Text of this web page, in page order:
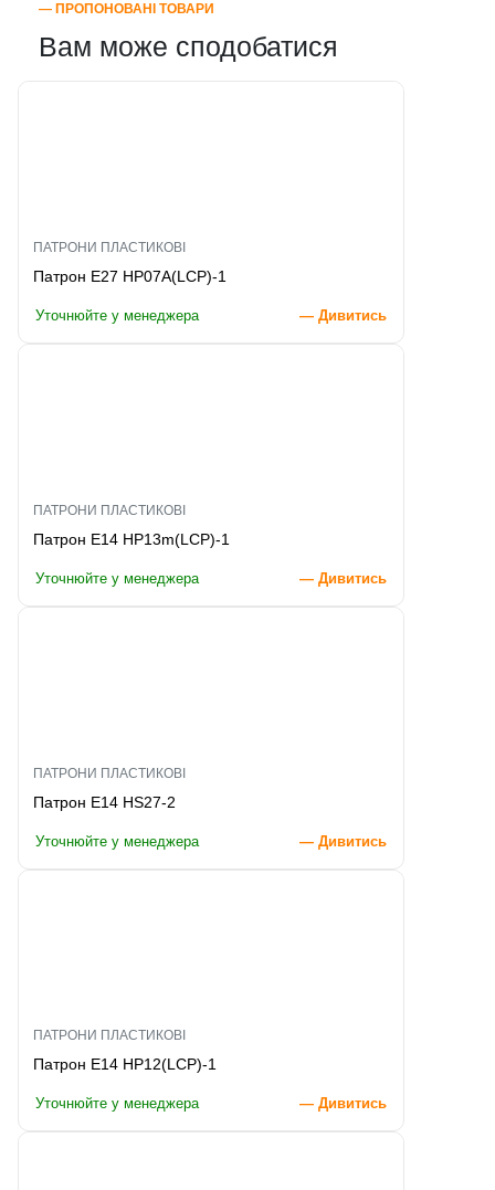
― ПРОПОНОВАНІ ТОВАРИ
Вам може сподобатися
ПАТРОНИ ПЛАСТИКОВІ
Патрон E27 HP07A(LCP)-1
Уточнюйте у менеджера — Дивитись
ПАТРОНИ ПЛАСТИКОВІ
Патрон E14 HP13m(LCP)-1
Уточнюйте у менеджера — Дивитись
ПАТРОНИ ПЛАСТИКОВІ
Патрон E14 HS27-2
Уточнюйте у менеджера — Дивитись
ПАТРОНИ ПЛАСТИКОВІ
Патрон E14 HP12(LCP)-1
Уточнюйте у менеджера — Дивитись